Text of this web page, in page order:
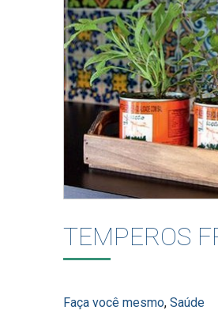
TEMPEROS
Faça você mesmo, Saúde